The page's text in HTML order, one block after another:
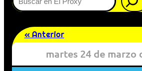
« Anterior
martes 24 de marzo